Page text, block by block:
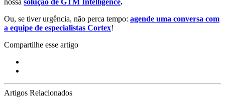
nossa solução de GTM Intelligence.
Ou, se tiver urgência, não perca tempo: agende uma conversa com
a equipe de especialistas Cortex!
Compartilhe esse artigo
Artigos Relacionados